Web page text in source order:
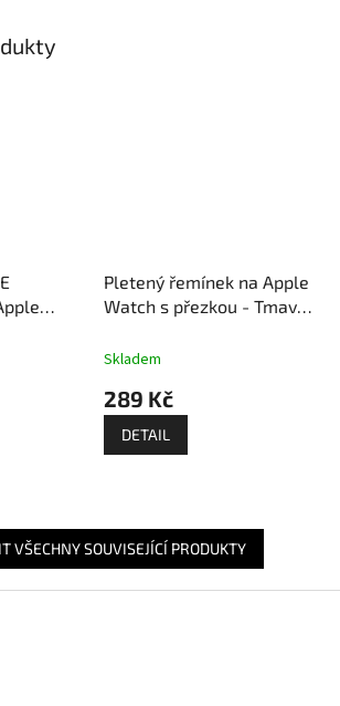
Pletený řemínek na Apple
Watch s přezkou - Tmavě
Skladem
289 Kč
DETAIL
VŠECHNY SOUVISEJÍCÍ PRODUKTY